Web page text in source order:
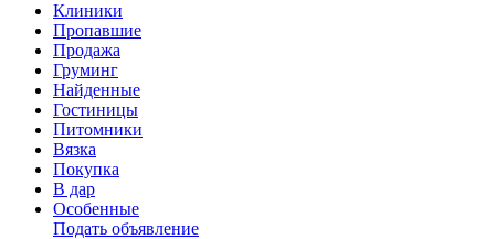
Клиники
Пропавшие
Продажа
Груминг
Найденные
Гостиницы
Питомники
Вязка
Покупка
В дар
Особенные
Подать объявление